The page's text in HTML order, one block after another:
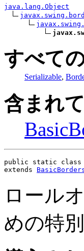
java.lang.Object
すべて
Serializable,
含まれ
public static class
extends
ロール
めの特